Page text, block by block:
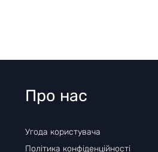
Про нас
Угода користувача
Політика конфіденційності